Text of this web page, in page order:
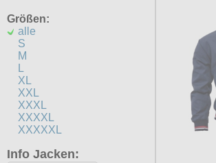
Größen:
alle
S
M
L
XL
XXL
XXXL
XXXXL
XXXXXL
Info Jacken: